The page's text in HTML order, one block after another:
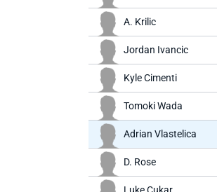
A. Krilic
Jordan Ivancic
Kyle Cimenti
Tomoki Wada
Adrian Vlastelica
D. Rose